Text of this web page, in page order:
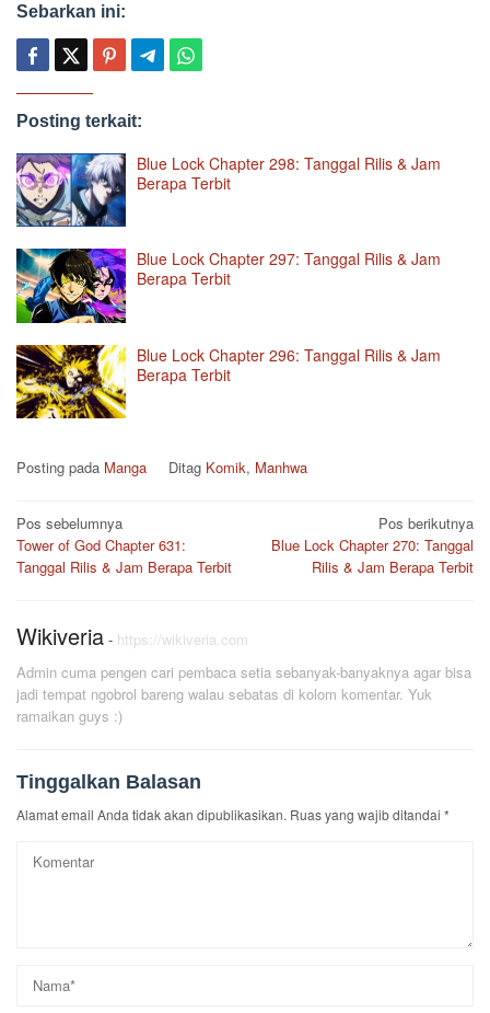
Sebarkan ini:
Posting terkait:
Blue Lock Chapter 298: Tanggal Rilis & Jam
Berapa Terbit
Blue Lock Chapter 297: Tanggal Rilis & Jam
Berapa Terbit
Blue Lock Chapter 296: Tanggal Rilis & Jam
Berapa Terbit
Posting pada Manga Ditag Komik, Manhwa
Navigasi
pos
Pos sebelumnya
Tower of God Chapter 631:
Tanggal Rilis & Jam Berapa Terbit
Pos berikutnya
Blue Lock Chapter 270: Tanggal
Rilis & Jam Berapa Terbit
Wikiveria - https://wikiveria.com
Admin cuma pengen cari pembaca setia sebanyak-banyaknya agar bisa
jadi tempat ngobrol bareng walau sebatas di kolom komentar. Yuk
ramaikan guys :)
Tinggalkan Balasan
Alamat email Anda tidak akan dipublikasikan. Ruas yang wajib ditandai *